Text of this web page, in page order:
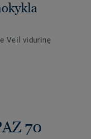
Veil vidurinę
70